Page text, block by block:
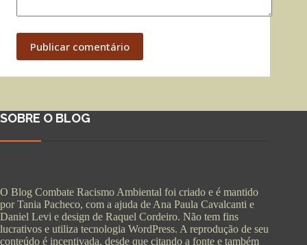
Publicar comentário
SOBRE O BLOG
O Blog Combate Racismo Ambiental foi criado e é mantido
por Tania Pacheco, com a ajuda de Ana Paula Cavalcanti e
Daniel Levi e design de Raquel Cordeiro. Não tem fins
lucrativos e utiliza tecnologia WordPress. A reprodução de seu
conteúdo é incentivada, desde que citando a fonte e também